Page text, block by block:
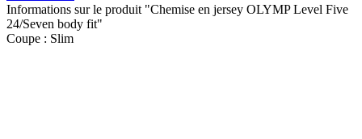
Informations sur le produit "Chemise en jersey OLYMP Level Five
24/Seven body fit"
Coupe : Slim